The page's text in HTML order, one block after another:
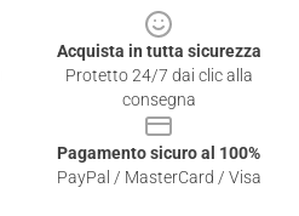
Acquista in tutta sicurezza
Protetto 24/7 dai clic alla
consegna
Pagamento sicuro al 100%
PayPal / MasterCard / Visa